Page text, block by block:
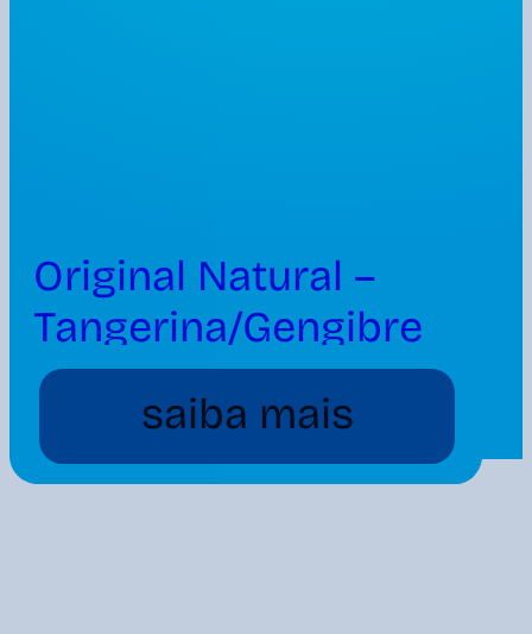
Original Natural –
Tangerina/Gengibre
160g
saiba mais